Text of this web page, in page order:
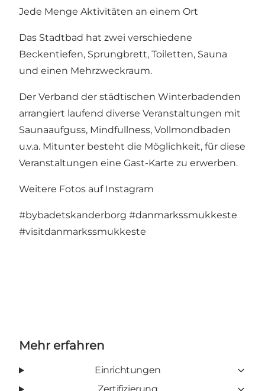
Jede Menge Aktivitäten an einem Ort
Das Stadtbad hat zwei verschiedene
Beckentiefen, Sprungbrett, Toiletten, Sauna
und einen Mehrzweckraum.
Der Verband der städtischen Winterbadenden
arrangiert laufend diverse Veranstaltungen mit
Saunaaufguss, Mindfullness, Vollmondbaden
u.v.a. Mitunter besteht die Möglichkeit, für diese
Veranstaltungen eine Gast-Karte zu erwerben.
Weitere Fotos auf Instagram
#bybadetskanderborg #danmarkssmukkeste
#visitdanmarkssmukkeste
Mehr erfahren
Einrichtungen